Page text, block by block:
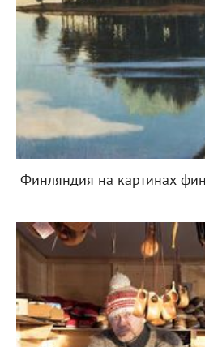
Финляндия на картинах